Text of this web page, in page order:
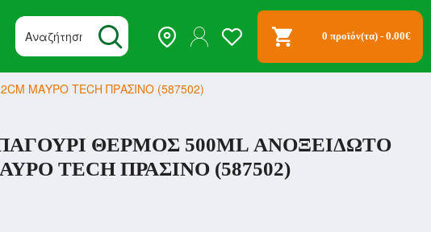
0 προϊόν(τα) - 0.00€
ΜΑΥΡΟ TECH ΠΡΑΣΙΝΟ (587502)
ΘΕΡΜΟΣ 500ML ΑΝΟΞΕΙΔΩΤΟ
TECH ΠΡΑΣΙΝΟ (587502)